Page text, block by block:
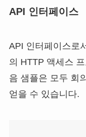
API 인터페이스
API 인터페이스로
의 HTTP 액세스
음 샘플은 모두 회
얻을 수 있습니다.